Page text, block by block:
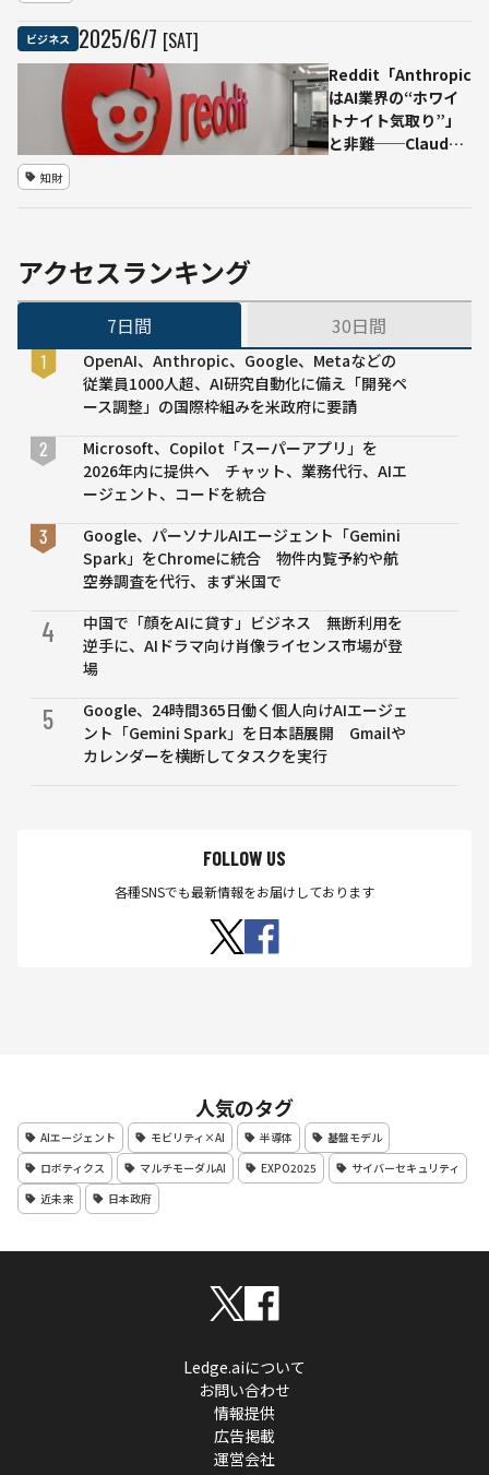
デジ
タル
社会
を支
電力
で省
ーなどコ
ンテンツ
制作会社
と協議中
ビジネス 2025/6/7 [SAT]
Reddit「Anthropic
はAI業界の“ホワイ
トナイト気取り”」
と非難──Claude
知財
アクセスランキング
7日間 30日間
OpenAI、Anthropic、Google、Metaなどの
従業員1000人超、AI研究自動化に備え「開発ペ
ース調整」の国際枠組みを米政府に要請
Microsoft、Copilot「スーパーアプリ」を
2026年内に提供へ チャット、業務代行、AIエ
ージェント、コードを統合
Google、パーソナルAIエージェント「Gemini
Spark」をChromeに統合 物件内覧予約や航
空券調査を代行、まず米国で
4
中国で「顔をAIに貸す」ビジネス 無断利用を
逆手に、AIドラマ向け肖像ライセンス市場が登
場
5
Google、24時間365日働く個人向けAIエージェ
ント「Gemini Spark」を日本語展開 Gmailや
カレンダーを横断してタスクを実行
FOLLOW US
各種SNSでも最新情報をお届けしております
人気のタグ
AIエージェント モビリティ×AI 半導体
基盤モデル
ロボティクス
マルチモーダルAI EXPO2025
サイバーセキュリティ
近未来
日本政府
Ledge.aiについて
お問い合わせ
情報提供
広告掲載
運営会社